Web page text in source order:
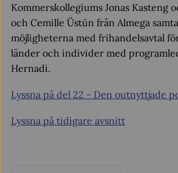
Kommerskollegiums Jonas Kasteng
och Cemille Üstün från Almega
möjligheterna med frihandelsavtal
länder och individer med
Hernadi.
Lyssna på del 22 - Den outnyttjade
Lyssna på tidigare avsnitt